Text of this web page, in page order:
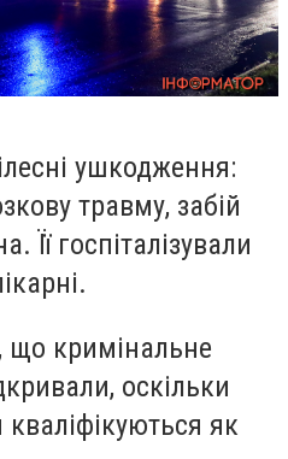
ушкодження:
травму, забій
Її госпіталізували
що кримінальне
оскільки
як